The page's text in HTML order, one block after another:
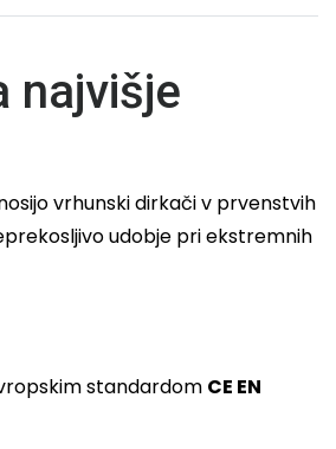
najvišje
vrhunski dirkači v prvenstvih
udobje pri ekstremnih
standardom CE EN